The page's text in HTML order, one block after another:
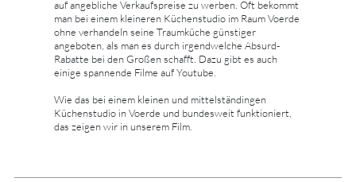
auf angebliche Verkaufspreise zu werben. Oft bekommt
man bei einem kleineren Küchenstudio im Raum Voerde
ohne verhandeln seine Traumküche günstiger
angeboten, als man es durch irgendwelche Absurd-
Rabatte bei den Großen schafft. Dazu gibt es auch
einige spannende Filme auf Youtube.
Wie das bei einem kleinen und mittelständingen
Küchenstudio in Voerde und bundesweit funktioniert,
das zeigen wir in unserem Film.